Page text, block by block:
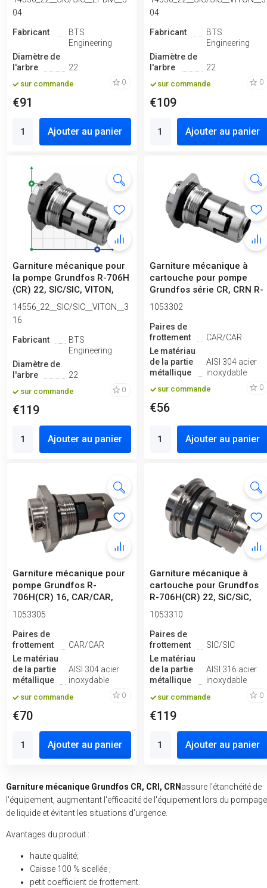
04
Fabricant
BTS
Engineering
Diamètre de
l'arbre
22
sur commande 0
€91
Ajouter au panier
04
Fabricant
BTS
Engineering
Diamètre de
l'arbre
22
sur commande 0
€109
Ajouter au panier
Garniture mécanique pour
la pompe Grundfos R-706H
(CR) 22, SIC/SIC, VITON,
316
14556_22__SIC/SIC__VITON__3
16
Fabricant
BTS
Engineering
Diamètre de
l'arbre
22
sur commande 0
€119
Ajouter au panier
Garniture mécanique à
cartouche pour pompe
Grundfos série CR, CRN R-
706H(CR) ...
1053302
Paires de
frottement
CAR/CAR
Le matériau
de la partie
métallique
AISI 304 acier
inoxydable
sur commande 0
€56
Ajouter au panier
Garniture mécanique pour
pompe Grundfos R-
706H(CR) 16, CAR/CAR,
VITON, 304
1053305
Paires de
frottement
CAR/CAR
Le matériau
de la partie
métallique
AISI 304 acier
inoxydable
sur commande 0
€70
Ajouter au panier
Garniture mécanique à
cartouche pour Grundfos
R-706H(CR) 22, SiC/SiC,
Viton, ...
1053310
Paires de
frottement
SIC/SIC
Le matériau
de la partie
métallique
AISI 316 acier
inoxydable
sur commande 0
€119
Ajouter au panier
Garniture mécanique Grundfos CR, CRI, CRN assure l'étanchéité de
l'équipement, augmentant l'efficacité de l'équipement lors du pompage
de liquide et évitant les situations d'urgence.
Avantages du produit :
haute qualité;
Caisse 100 % scellée ;
petit coefficient de frottement.